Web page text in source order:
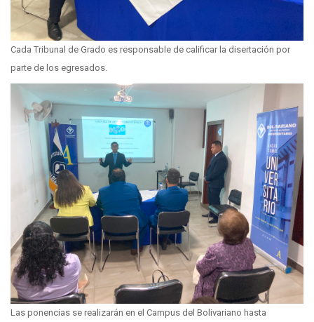
Cada Tribunal de Grado es responsable de calificar la disertación por
parte de los egresados.
Las ponencias se realizarán en el Campus del Bolivariano hasta